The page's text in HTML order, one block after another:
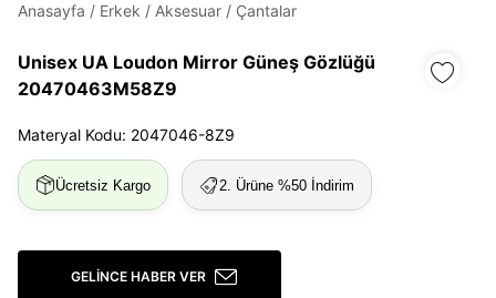
Anasayfa / Erkek / Aksesuar / Çantalar
Unisex UA Loudon Mirror Güneş Gözlüğü
20470463M58Z9
Materyal Kodu: 2047046-8Z9
Ücretsiz Kargo 2. Ürüne %50 İndirim
GELINCE HABER VER
E-posta
Beni Hatırla Şifremi Unuttum
Giriş Yap
Ad*